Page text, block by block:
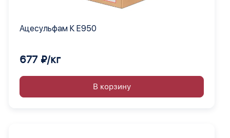
Ацесульфам К Е950
677 ₽/кг
В корзину